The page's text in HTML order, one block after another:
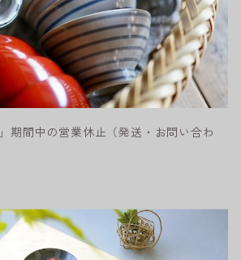
期間中の営業休止（発送・お問い合わ